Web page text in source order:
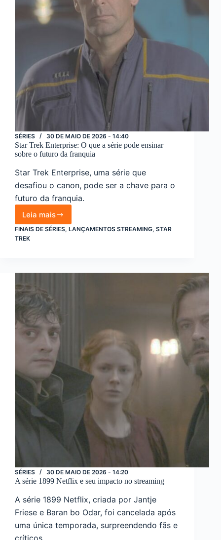
SÉRIES 30 DE MAIO DE 2026 - 14:40
Star Trek Enterprise: O que a série pode ensinar
sobre o futuro da franquia
Star Trek Enterprise, uma série que
desafiou o canon, pode ser a chave para o
futuro da franquia.
Leia mais
Star
Trek
série
ensinar
sobre
futuro
da
franquia
FINAIS DE SÉRIES, LANÇAMENTOS STREAMING, STAR
TREK
SÉRIES 30 DE MAIO DE 2026 - 14:20
A série 1899 Netflix e seu impacto no streaming
A série 1899 Netflix, criada por Jantje
Friese e Baran bo Odar, foi cancelada após
uma única temporada, surpreendendo fãs e